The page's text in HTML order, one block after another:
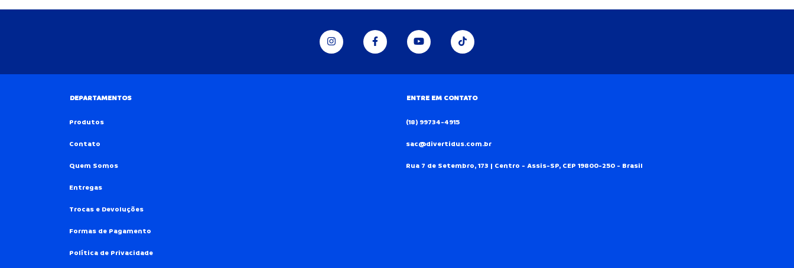
DEPARTAMENTOS
Produtos
Contato
Quem Somos
Entregas
Trocas e Devoluções
Formas de Pagamento
Política de Privacidade
ENTRE EM CONTATO
(18) 99734-4915
sac@divertidus.com.br
Rua 7 de Setembro, 173 | Centro - Assis-SP, CEP 19800-250 - Brasil